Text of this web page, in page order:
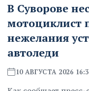
В Суворове
мотоциклист
нежелания
автоледи
10 АВГУСТА 2026